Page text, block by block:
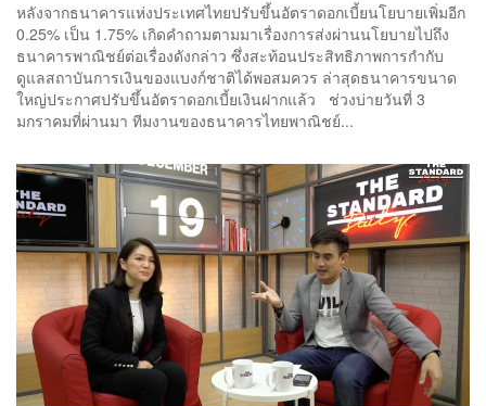
หลังจากธนาคารแห่งประเทศไทยปรับขึ้นอัตราดอกเบี้ยนโยบายเพิ่มอีก
0.25% เป็น 1.75% เกิดคำถามตามมาเรื่องการส่งผ่านนโยบายไปถึง
ธนาคารพาณิชย์ต่อเรื่องดังกล่าว ซึ่งสะท้อนประสิทธิภาพการกำกับ
ดูแลสถาบันการเงินของแบงก์ชาติได้พอสมควร ล่าสุดธนาคารขนาด
ใหญ่ประกาศปรับขึ้นอัตราดอกเบี้ยเงินฝากแล้ว ช่วงบ่ายวันที่ 3
มกราคมที่ผ่านมา ทีมงานของธนาคารไทยพาณิชย์...